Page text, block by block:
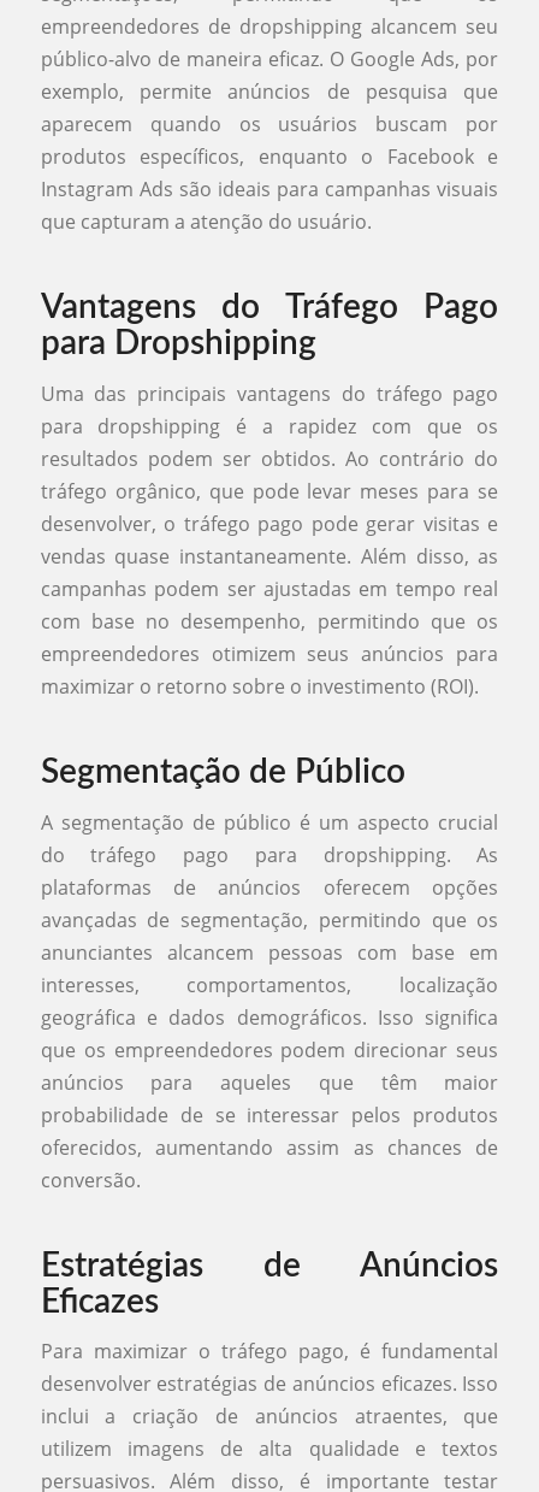
empreendedores de dropshipping alcancem seu
público-alvo de maneira eficaz. O Google Ads, por
exemplo, permite anúncios de pesquisa que
aparecem quando os usuários buscam por
produtos específicos, enquanto o Facebook e
Instagram Ads são ideais para campanhas visuais
que capturam a atenção do usuário.
Vantagens do Tráfego Pago
para Dropshipping
Uma das principais vantagens do tráfego pago
para dropshipping é a rapidez com que os
resultados podem ser obtidos. Ao contrário do
tráfego orgânico, que pode levar meses para se
desenvolver, o tráfego pago pode gerar visitas e
vendas quase instantaneamente. Além disso, as
campanhas podem ser ajustadas em tempo real
com base no desempenho, permitindo que os
empreendedores otimizem seus anúncios para
maximizar o retorno sobre o investimento (ROI).
Segmentação de Público
A segmentação de público é um aspecto crucial
do tráfego pago para dropshipping. As
plataformas de anúncios oferecem opções
avançadas de segmentação, permitindo que os
anunciantes alcancem pessoas com base em
interesses, comportamentos, localização
geográfica e dados demográficos. Isso significa
que os empreendedores podem direcionar seus
anúncios para aqueles que têm maior
probabilidade de se interessar pelos produtos
oferecidos, aumentando assim as chances de
conversão.
Estratégias de Anúncios
Eficazes
Para maximizar o tráfego pago, é fundamental
desenvolver estratégias de anúncios eficazes. Isso
inclui a criação de anúncios atraentes, que
utilizem imagens de alta qualidade e textos
persuasivos. Além disso, é importante testar